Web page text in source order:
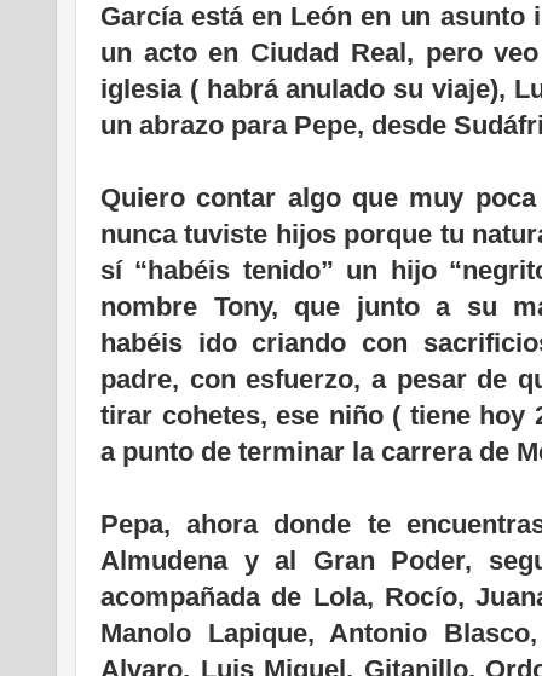
García está en León en un asunto
un acto en Ciudad Real, pero
iglesia ( habrá anulado su viaje),
un abrazo para Pepe, desde
Quiero contar algo que muy
nunca tuviste hijos porque tu
sí “habéis tenido” un hijo
nombre Tony, que junto a su
habéis ido criando con
padre, con esfuerzo, a pesar de
tirar cohetes, ese niño ( tiene hoy
a punto de terminar la carrera de
Pepa, ahora donde te
Almudena y al Gran Poder,
acompañada de Lola, Rocío,
Manolo Lapique, Antonio
Alvaro, Luis Miguel, Gitanillo,